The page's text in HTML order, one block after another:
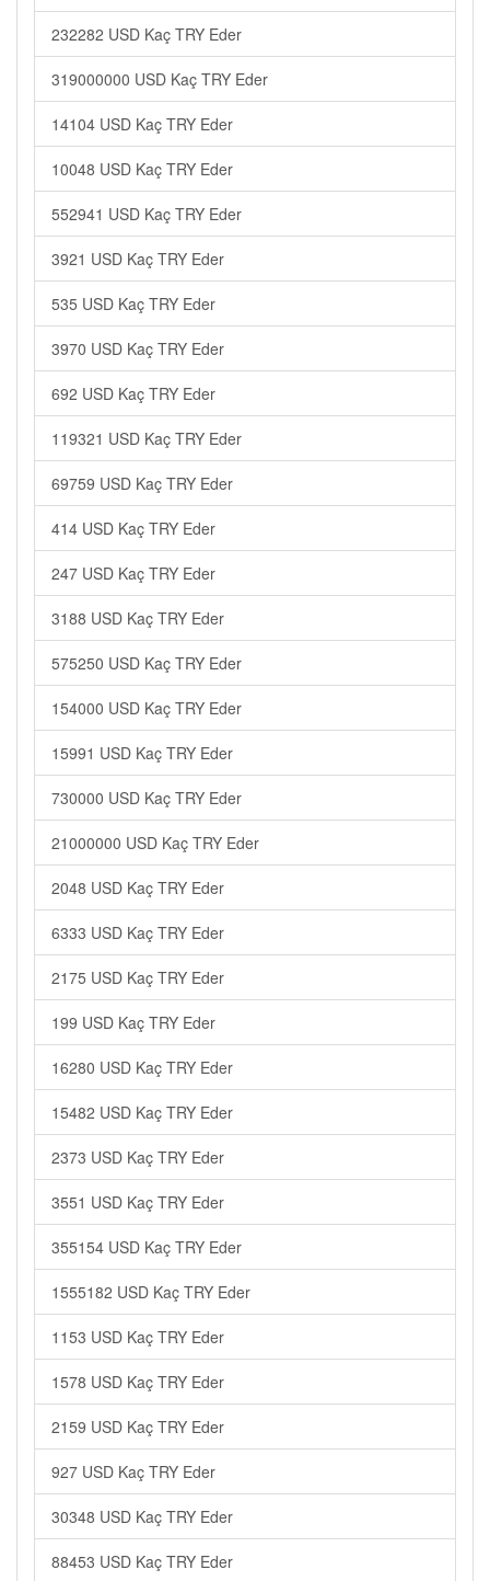
232282 USD Kaç TRY Eder
319000000 USD Kaç TRY Eder
14104 USD Kaç TRY Eder
10048 USD Kaç TRY Eder
552941 USD Kaç TRY Eder
3921 USD Kaç TRY Eder
535 USD Kaç TRY Eder
3970 USD Kaç TRY Eder
692 USD Kaç TRY Eder
119321 USD Kaç TRY Eder
69759 USD Kaç TRY Eder
414 USD Kaç TRY Eder
247 USD Kaç TRY Eder
3188 USD Kaç TRY Eder
575250 USD Kaç TRY Eder
154000 USD Kaç TRY Eder
15991 USD Kaç TRY Eder
730000 USD Kaç TRY Eder
21000000 USD Kaç TRY Eder
2048 USD Kaç TRY Eder
6333 USD Kaç TRY Eder
2175 USD Kaç TRY Eder
199 USD Kaç TRY Eder
16280 USD Kaç TRY Eder
15482 USD Kaç TRY Eder
2373 USD Kaç TRY Eder
3551 USD Kaç TRY Eder
355154 USD Kaç TRY Eder
1555182 USD Kaç TRY Eder
1153 USD Kaç TRY Eder
1578 USD Kaç TRY Eder
2159 USD Kaç TRY Eder
927 USD Kaç TRY Eder
30348 USD Kaç TRY Eder
88453 USD Kaç TRY Eder